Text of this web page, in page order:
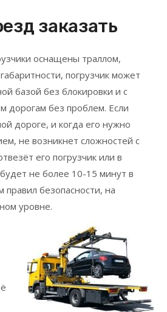
заказать
оснащены траллом,
погрузчик может
базой без блокировки и с
дорогам без проблем. Если
дороге, и когда его нужно
не возникнет сложностей с
его погрузчик или в
не более 10-15 минут в
безопасности, на
уровне.